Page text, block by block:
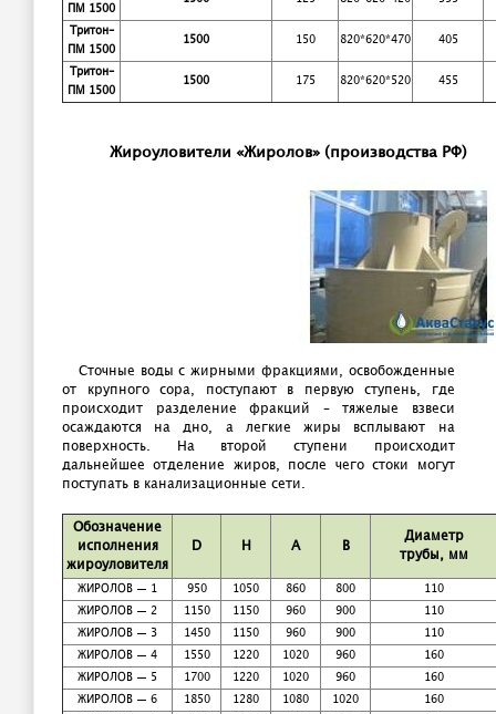
ПМ 1500
Тритон-
ПМ 1500
1500 150 820*620*470 405
Тритон-
ПМ 1500
1500 175 820*620*520 455
Жироуловители «Жиролов» (производства РФ)
Сточные воды с жирными фракциями, освобожденные
от крупного сора, поступают в первую ступень, где
происходит разделение фракций – тяжелые взвеси
осаждаются на дно, а легкие жиры всплывают на
поверхность. На второй ступени происходит
дальнейшее отделение жиров, после чего стоки могут
поступать в канализационные сети.
Обозначение
исполнения
жироуловителя
D H A B
Диаметр
трубы, мм
ЖИРОЛОВ — 1 950 1050 860 800
110
ЖИРОЛОВ — 2
1150 1150 960 900
110
ЖИРОЛОВ — 3
1450 1150 960 900
110
ЖИРОЛОВ — 4
1550 1220 1020 960
160
ЖИРОЛОВ — 5
1700 1220 1020 960
160
ЖИРОЛОВ — 6
1850 1280 1080 1020
160